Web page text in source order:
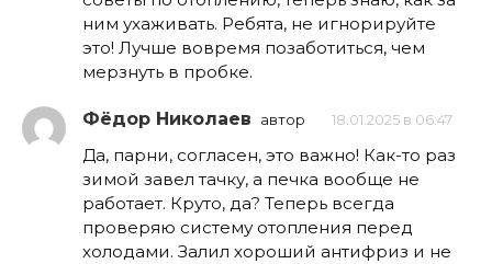
ним ухаживать. Ребята, не игнорируйте
это! Лучше вовремя позаботиться, чем
мерзнуть в пробке.
Фёдор Николаев автор 18.01.2025 в 06:47
Да, парни, согласен, это важно! Как-то раз
зимой завел тачку, а печка вообще не
работает. Круто, да? Теперь всегда
проверяю систему отопления перед
холодами. Залил хороший антифриз и не